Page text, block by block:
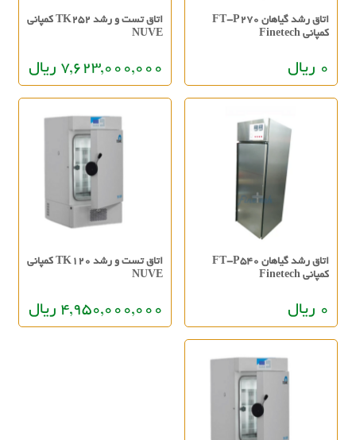
اتاق رشد گیاهان FT-P270
کمپانی Finetech
0 ریال
اتاق تست و رشد TK252 کمپانی
NUVE
7,623,000,000 ریال
اتاق رشد گیاهان FT-P540
کمپانی Finetech
0 ریال
اتاق تست و رشد TK120 کمپانی
NUVE
4,950,000,000 ریال